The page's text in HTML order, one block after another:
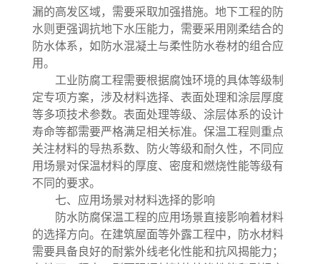
漏的高发区域，需要采取加强措施。地下工程的防
水则更强调抗地下水压能力，需要采用刚柔结合的
防水体系，如防水混凝土与柔性防水卷材的组合应
用。
工业防腐工程需要根据腐蚀环境的具体等级制
定专项方案，涉及材料选择、表面处理和涂层厚度
等多项技术参数。表面处理等级、涂层体系的设计
寿命等都需要严格满足相关标准。保温工程则重点
关注材料的导热系数、防火等级和耐久性，不同应
用场景对保温材料的厚度、密度和燃烧性能等级有
不同的要求。
七、应用场景对材料选择的影响
防水防腐保温工程的应用场景直接影响着材料
的选择方向。在建筑屋面等外露工程中，防水材料
需要具备良好的耐紫外线老化性能和抗风揭能力；